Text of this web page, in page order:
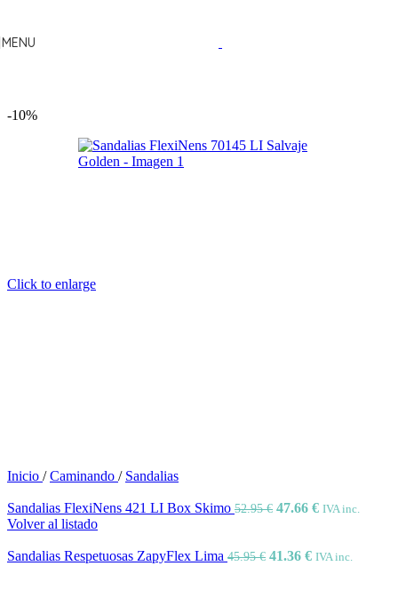
MENU
-10%
Click to enlarge
Inicio / Caminando / Sandalias
Sandalias FlexiNens 421 LI Box Skimo 52.95€ 47.66 € IVA inc.
Volver al listado
Sandalias Respetuosas ZapyFlex Lima 45.95€ 41.36 € IVA inc.